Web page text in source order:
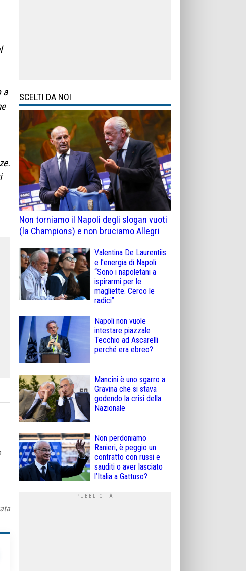
a
SCELTI DA NOI
Non torniamo il Napoli degli slogan vuoti
(la Champions) e non bruciamo Allegri
Valentina De Laurentiis
e l’energia di Napoli:
“Sono i napoletani a
ispirarmi per le
magliette. Cerco le
radici”
Napoli non vuole
intestare piazzale
Tecchio ad Ascarelli
perché era ebreo?
Mancini è uno sgarro a
Gravina che si stava
godendo la crisi della
Nazionale
Non perdoniamo
Ranieri, è peggio un
contratto con russi e
sauditi o aver lasciato
l’Italia a Gattuso?